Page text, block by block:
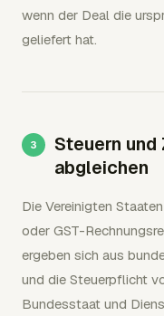
wenn der Deal die
geliefert hat.
Steuern und
abgleichen
Die Vereinigten
oder GST-
ergeben sich aus
und die Steuerpflicht
Bundesstaat und